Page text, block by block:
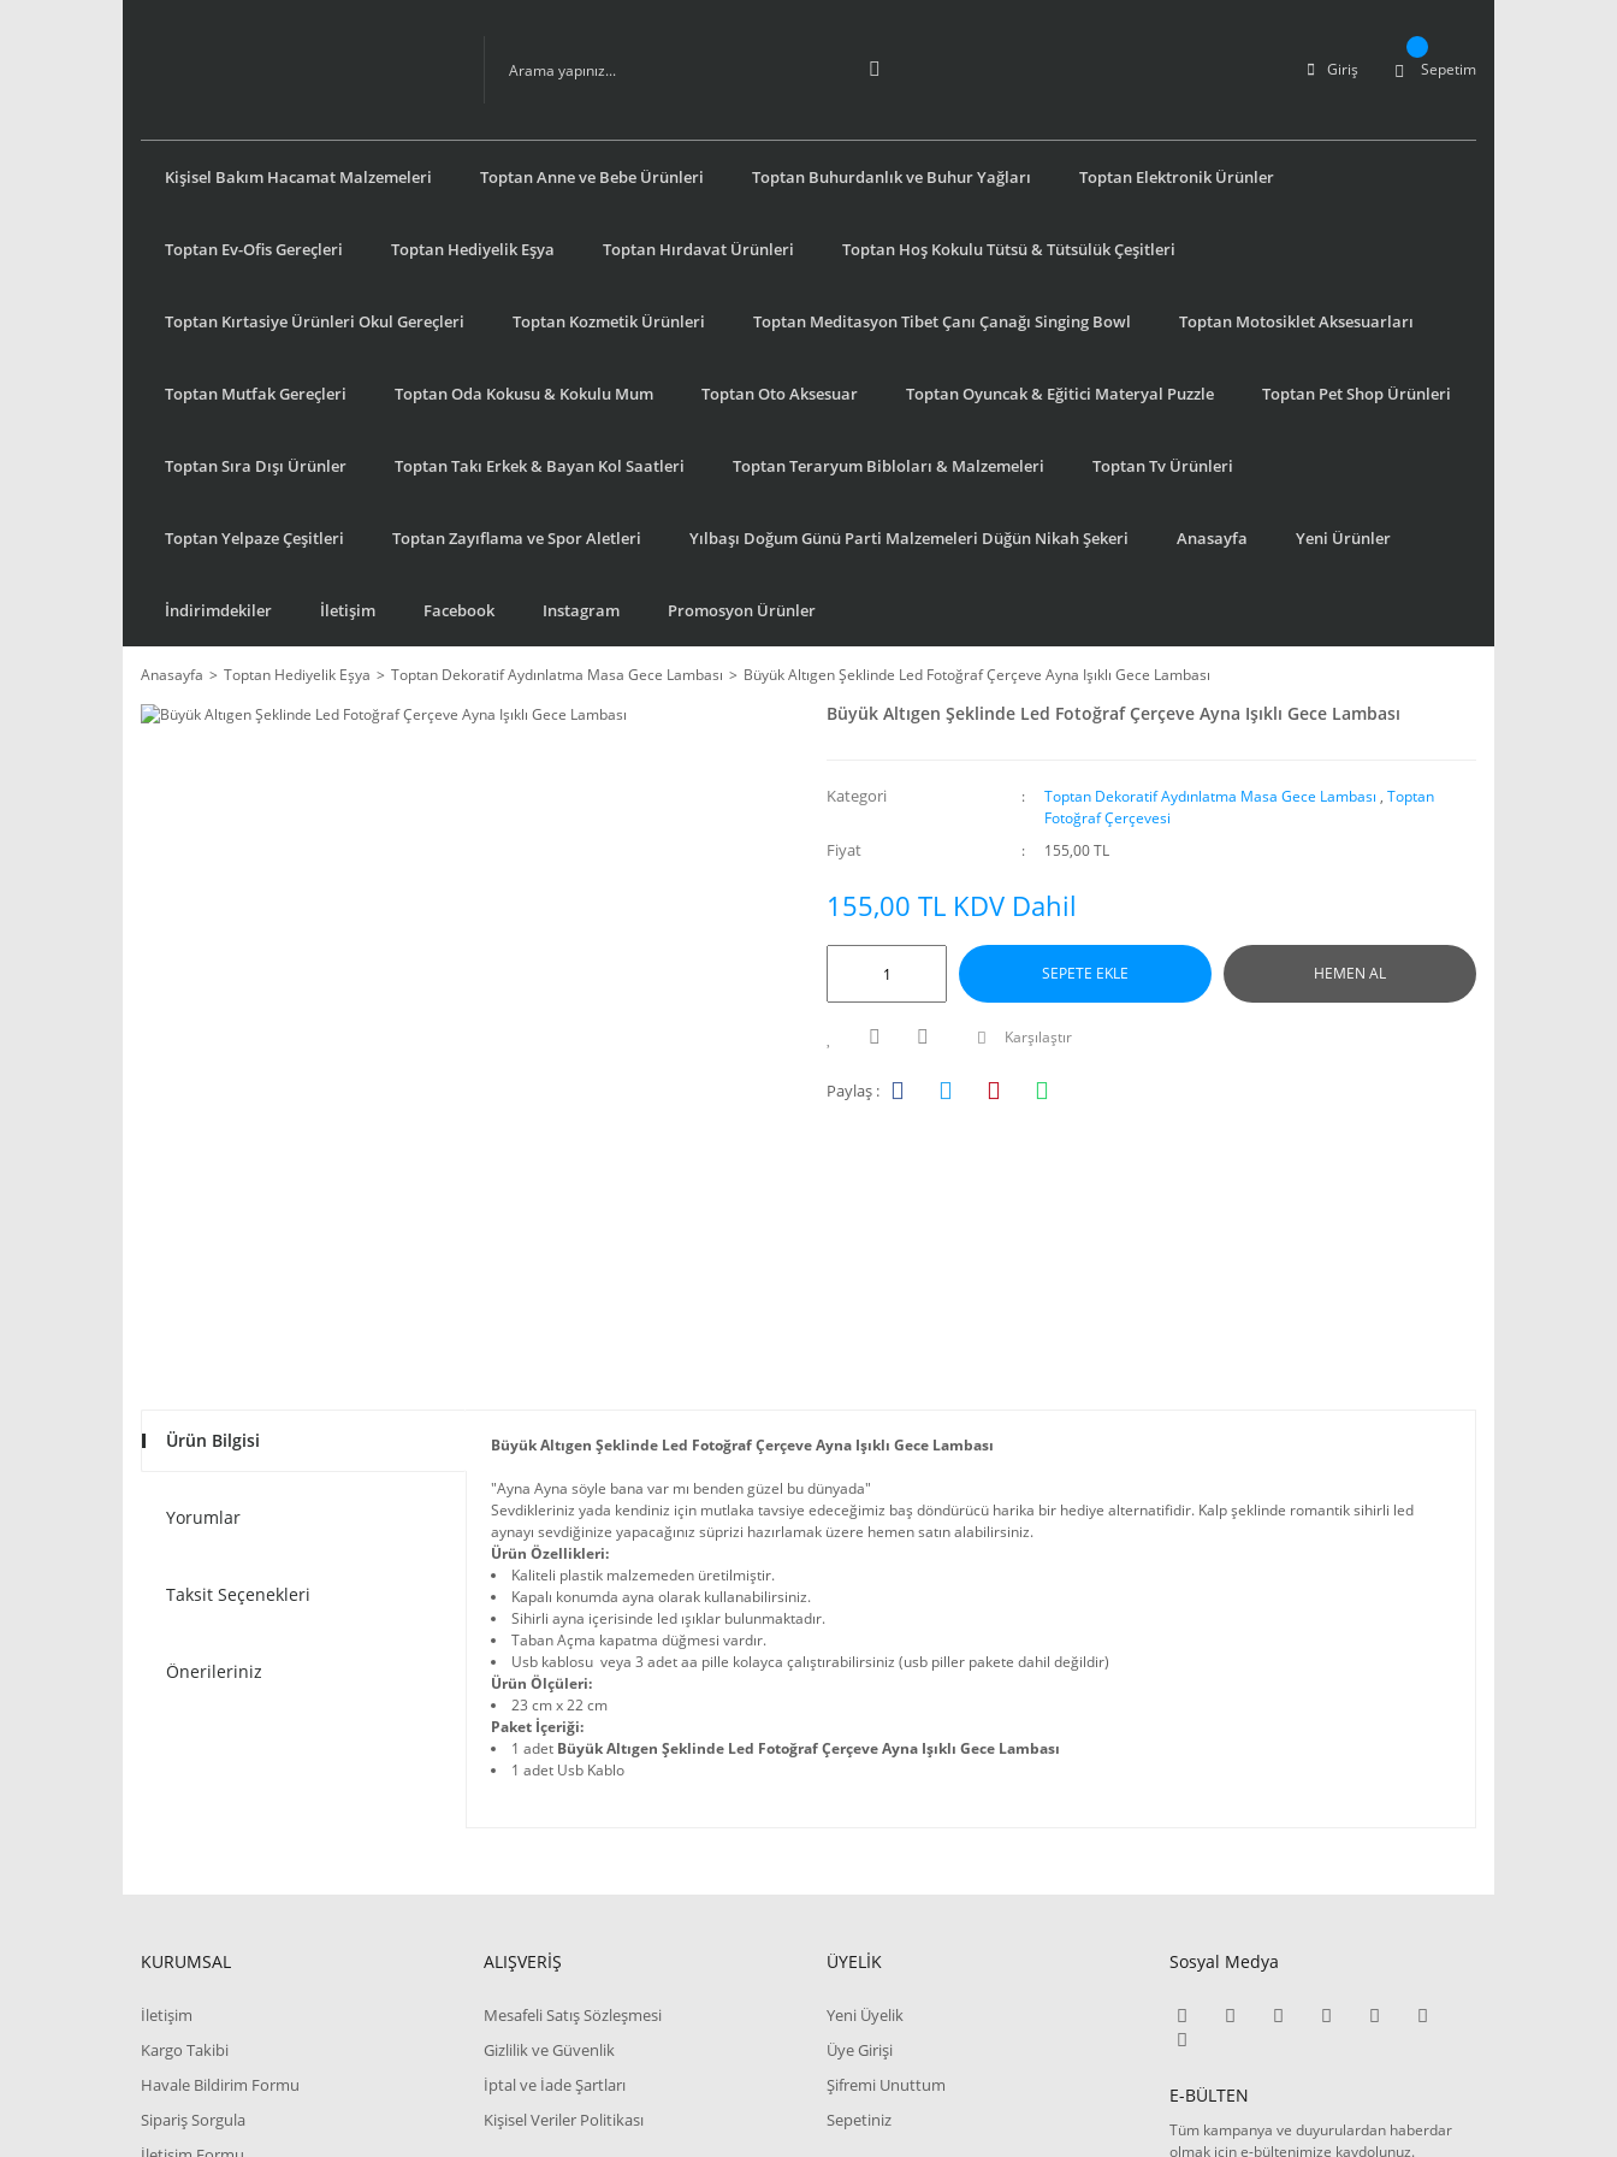
Giriş Sepetim
Kişisel Bakım Hacamat Malzemeleri Toptan Anne ve Bebe Ürünleri Toptan Buhurdanlık ve Buhur Yağları Toptan Elektronik Ürünler
Toptan Ev-Ofis Gereçleri Toptan Hediyelik Eşya Toptan Hırdavat Ürünleri Toptan Hoş Kokulu Tütsü & Tütsülük Çeşitleri
Toptan Kırtasiye Ürünleri Okul Gereçleri Toptan Kozmetik Ürünleri Toptan Meditasyon Tibet Çanı Çanağı Singing Bowl Toptan Motosiklet Aksesuarları
Toptan Mutfak Gereçleri Toptan Oda Kokusu & Kokulu Mum Toptan Oto Aksesuar Toptan Oyuncak & Eğitici Materyal Puzzle Toptan Pet Shop Ürünleri
Toptan Sıra Dışı Ürünler Toptan Takı Erkek & Bayan Kol Saatleri Toptan Teraryum Bibloları & Malzemeleri Toptan Tv Ürünleri
Toptan Yelpaze Çeşitleri Toptan Zayıflama ve Spor Aletleri Yılbaşı Doğum Günü Parti Malzemeleri Düğün Nikah Şekeri Anasayfa Yeni Ürünler
İndirimdekiler İletişim Facebook Instagram Promosyon Ürünler
Anasayfa Toptan Hediyelik Eşya Toptan Dekoratif Aydınlatma Masa Gece Lambası Büyük Altıgen Şeklinde Led Fotoğraf Çerçeve Ayna Işıklı Gece Lambası
Büyük Altıgen Şeklinde Led Fotoğraf Çerçeve Ayna Işıklı Gece Lambası
Kategori Toptan Dekoratif Aydınlatma Masa Gece Lambası , Toptan
Fotoğraf Çerçevesi
Fiyat 155,00 TL
155,00 TL KDV Dahil
SEPETE EKLE HEMEN AL
Karşılaştır
Paylaş :
Ürün Bilgisi
Yorumlar
Taksit Seçenekleri
Önerileriniz
Büyük Altıgen Şeklinde Led Fotoğraf Çerçeve Ayna Işıklı Gece Lambası
"Ayna Ayna söyle bana var mı benden güzel bu dünyada"
Sevdikleriniz yada kendiniz için mutlaka tavsiye edeceğimiz baş döndürücü harika bir hediye alternatifidir. Kalp şeklinde romantik sihirli led
aynayı sevdiğinize yapacağınız süprizi hazırlamak üzere hemen satın alabilirsiniz.
Ürün Özellikleri:
Kaliteli plastik malzemeden üretilmiştir.
Kapalı konumda ayna olarak kullanabilirsiniz.
Sihirli ayna içerisinde led ışıklar bulunmaktadır.
Taban Açma kapatma düğmesi vardır.
Usb kablosu veya 3 adet aa pille kolayca çalıştırabilirsiniz (usb piller pakete dahil değildir)
Ürün Ölçüleri:
23 cm x 22 cm
Paket İçeriği:
1 adet BüyükAltıgen Şeklinde Led Fotoğraf Çerçeve Ayna Işıklı Gece Lambası
1 adet Usb Kablo
KURUMSAL
İletişim
Kargo Takibi
Havale Bildirim Formu
Sipariş Sorgula
ALIŞVERİŞ
Mesafeli Satış Sözleşmesi
Gizlilik ve Güvenlik
İptal ve İade Şartları
Kişisel Veriler Politikası
ÜYELİK
Yeni Üyelik
Üye Girişi
Şifremi Unuttum
Sepetiniz
Sosyal Medya
E-BÜLTEN
Tüm kampanya ve duyurulardan haberdar
olmak için e-bültenimize kaydolunuz.